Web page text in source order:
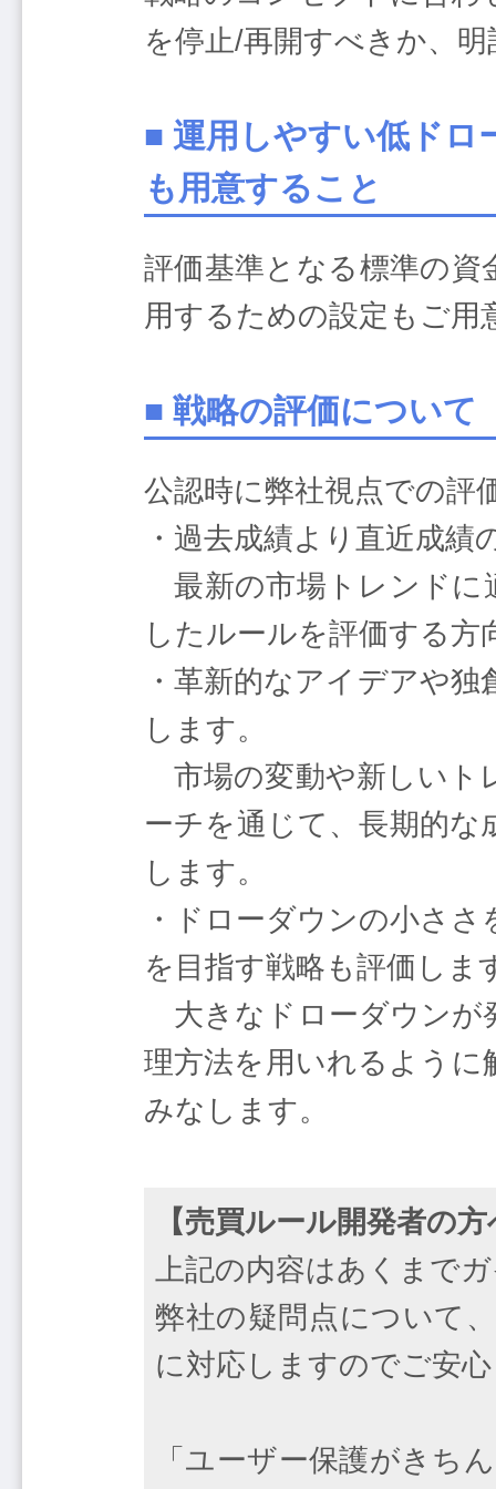
を停止/再開すべきか、
■ 運用しやすい低ドロ
も用意すること
評価基準となる標準の資
用するための設定もご用
■ 戦略の評価について
公認時に弊社視点での評
・過去成績より直近成績
最新の市場トレンドに
したルールを評価する方
・革新的なアイデアや
します。
市場の変動や新しいト
ーチを通じて、長期的
します。
・ドローダウンの小さ
を目指す戦略も評価しま
大きなドローダウンが
理方法を用いれるように
みなします。
【売買ルール開発者の
上記の内容はあくまで
弊社の疑問点について
に対応しますのでご安
「ユーザー保護がきち